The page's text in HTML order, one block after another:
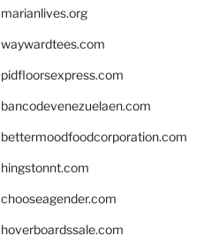
marianlives.org
waywardtees.com
pidfloorsexpress.com
bancodevenezuelaen.com
bettermoodfoodcorporation.com
hingstonnt.com
chooseagender.com
hoverboardssale.com